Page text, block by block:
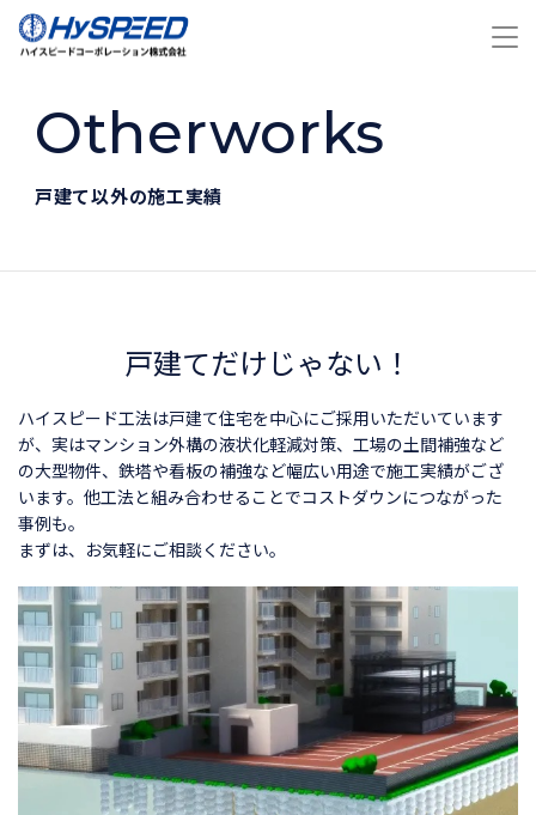
Otherworks
戸建て以外の施工実績
戸建てだけじゃない！
ハイスピード工法は戸建て住宅を中心にご採用いただいています
が、実はマンション外構の液状化軽減対策、工場の土間補強など
の大型物件、鉄塔や看板の補強など幅広い用途で施工実績がござ
います。他工法と組み合わせることでコストダウンにつながった
事例も。
まずは、お気軽にご相談ください。